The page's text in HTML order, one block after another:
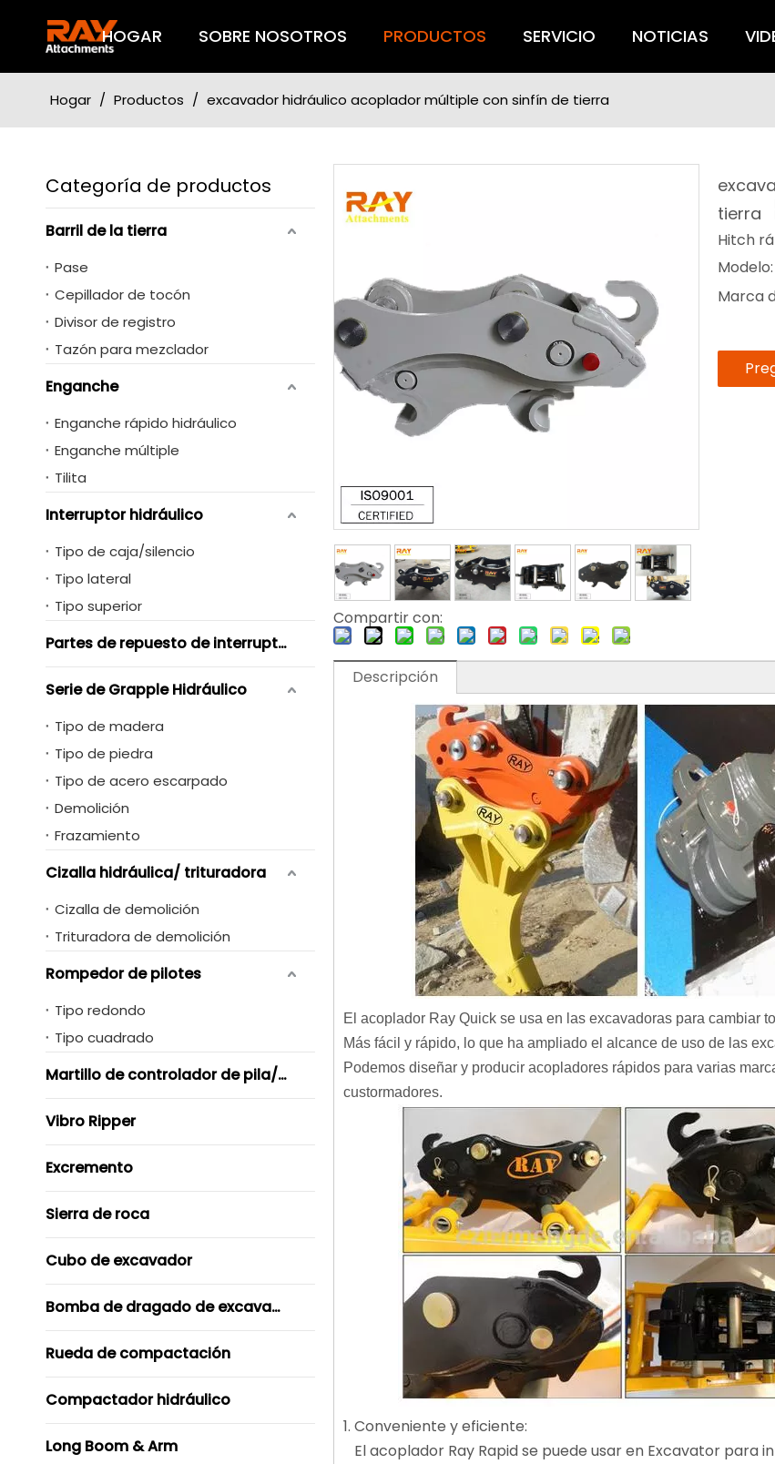
HOGAR SOBRE NOSOTROS PRODUCTOS SERVICIO NOTICIAS
Hogar / Productos / excavador hidráulico acoplador múltiple con sinfín de tierra
Categoría de productos
Barril de la tierra
Pase
Cepillador de tocón
Divisor de registro
Tazón para mezclador
Enganche
Enganche rápido hidráulico
Enganche múltiple
Tilita
Interruptor hidráulico
Tipo de caja/silencio
Tipo lateral
Tipo superior
Partes de repuesto de interruptores hidráulicos
Serie de Grapple Hidráulico
Tipo de madera
Tipo de piedra
Tipo de acero escarpado
Demolición
Frazamiento
Cizalla hidráulica/ trituradora
Cizalla de demolición
Trituradora de demolición
Rompedor de pilotes
Tipo redondo
Tipo cuadrado
Martillo de controlador de pila/ Vibro
Vibro Ripper
Excremento
Sierra de roca
Cubo de excavador
Bomba de dragado de excavador
Rueda de compactación
Compactador hidráulico
Long Boom & Arm
Compartir con:
tierra
Hitch
Modelo:
Marca
Descripción
El acoplador Ray Quick se usa en las excavadoras para cambiar
Más fácil y rápido, lo que ha ampliado el alcance de uso de las
Podemos diseñar y producir acopladores rápidos para varias
custormadores.
1. Conveniente y eficiente:
El acoplador Ray Rapid se puede usar en Excavator